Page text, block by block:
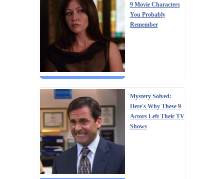
9 Movie Characters
You Probably
Remember
Mystery Solved:
Here's Why These 9
Actors Left Their TV
Shows